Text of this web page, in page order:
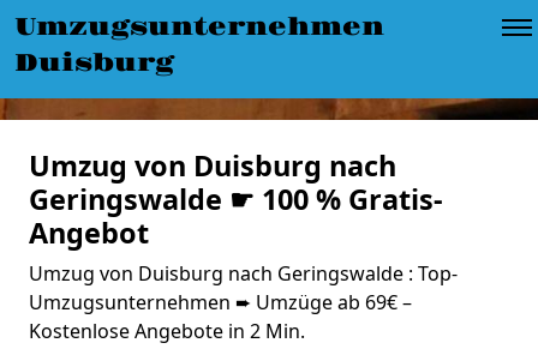
Umzugsunternehmen
Duisburg
Umzug von Duisburg nach
Geringswalde ☛ 100 % Gratis-
Angebot
Umzug von Duisburg nach Geringswalde : Top-
Umzugsunternehmen ➨ Umzüge ab 69€ –
Kostenlose Angebote in 2 Min.